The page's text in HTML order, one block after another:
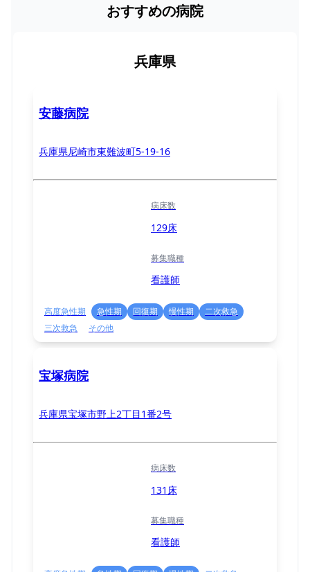
おすすめの病院
兵庫県
安藤病院
兵庫県尼崎市東難波町5-19-16
病床数
129床
募集職種
看護師
高度急性期 急性期 回復期 慢性期
二次救急
三次救急
その他
宝塚病院
兵庫県宝塚市野上2丁目1番2号
病床数
131床
募集職種
看護師